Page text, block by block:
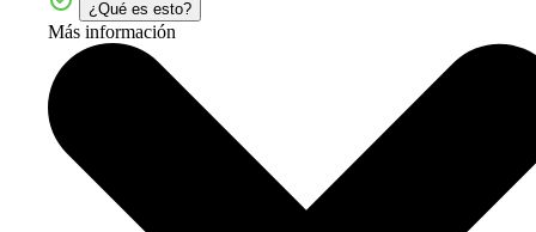
¿Qué es esto?
Más información